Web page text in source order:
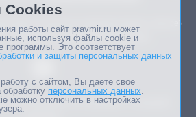
сайта в печатных изданиях (книгах, прессе)
с письменного разрешения редакции.
портала может не совпадать с позицией
работы сайт pravmir.ru может
используя файлы cookie и
программы. Это соответствует
и защиты персональных данных
с сайтом, Вы даете свое
обработку персональных данных.
можно отключить в настройках